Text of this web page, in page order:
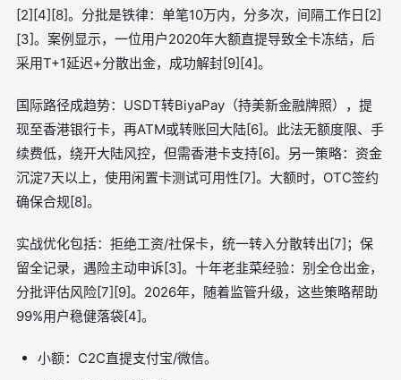
[2][4][8]。分批是铁律：单笔10万内，分多次，间隔工作日[2]
[3]。案例显示，一位用户2020年大额直提导致全卡冻结，后
采用T+1延迟+分散出金，成功解封[9][4]。
国际路径成趋势：USDT转BiyaPay（持美新金融牌照），提
现至香港银行卡，再ATM或转账回大陆[6]。此法无额度限、手
续费低，绕开大陆风控，但需香港卡支持[6]。另一策略：资金
沉淀7天以上，使用闲置卡测试可用性[7]。大额时，OTC签约
确保合规[8]。
实战优化包括：拒绝工资/社保卡，统一转入分散转出[7]；保
留全记录，遇险主动申诉[3]。十年老韭菜经验：别全仓出金，
分批评估风险[7][9]。2026年，随着监管升级，这些策略帮助
99%用户稳健落袋[4]。
小额：C2C直提支付宝/微信。